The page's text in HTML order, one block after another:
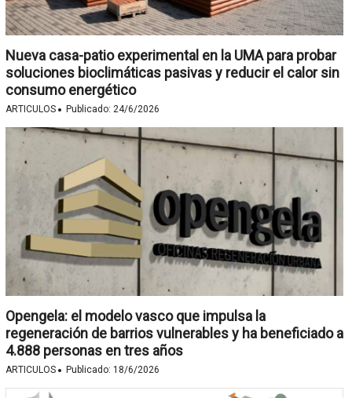
Nueva casa-patio experimental en la UMA para probar
soluciones bioclimáticas pasivas y reducir el calor sin
consumo energético
ARTICULOS · Publicado: 24/6/2026
Opengela: el modelo vasco que impulsa la
regeneración de barrios vulnerables y ha beneficiado a
4.888 personas en tres años
ARTICULOS · Publicado: 18/6/2026